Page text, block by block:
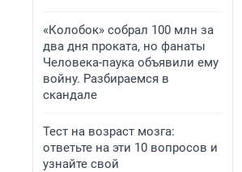
«Колобок» собрал 100 млн за
два дня проката, но фанаты
Человека-паука объявили ему
войну. Разбираемся в
скандале
Тест на возраст мозга:
ответьте на эти 10 вопросов и
узнайте свой